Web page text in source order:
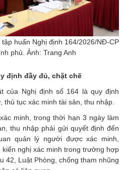
huấn Nghị định 164/2026/NĐ-CP
phủ. Ảnh: Trang Anh
định đầy đủ, chặt chẽ
của Nghị định số 164 là quy định
tục xác minh tài sản, thu nhập.
minh, trong thời hạn 3 ngày làm
thu nhập phải gửi quyết định đến
quản lý người được xác minh,
nghị xác minh trong trường hợp
42, Luật Phòng, chống tham nhũng